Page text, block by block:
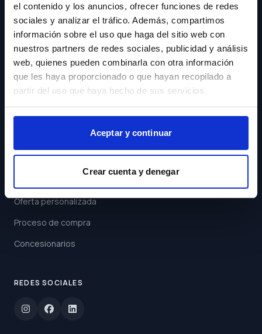
el contenido y los anuncios, ofrecer funciones de redes
sociales y analizar el tráfico. Además, compartimos
información sobre el uso que haga del sitio web con
nuestros partners de redes sociales, publicidad y análisis
web, quienes pueden combinarla con otra información
que les haya proporcionado o que hayan recopilado a
partir del uso que haya hecho de sus servicios.
Aceptar y continuar
Crear cuenta y denegar
NEWSLETTER
Suscríbete y recibe las últimas novedades y ofertas.
Acepto los
Términos y
Condiciones
Suscribirse
ENLACES
Oferta personalizada
Proceso de compra
Concesionarios
REDES SOCIALES